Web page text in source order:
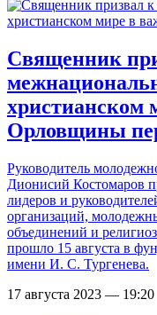
Священник
христианском
Орловщины
Руководитель
Дионисий Костомаров
лидеров и
организаций,
объединений и
прошло 15 августа в
имени И. С. Тургенева.
17 августа 2023 — 19:20